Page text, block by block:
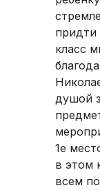
класс
душой
1е
в этом
всем